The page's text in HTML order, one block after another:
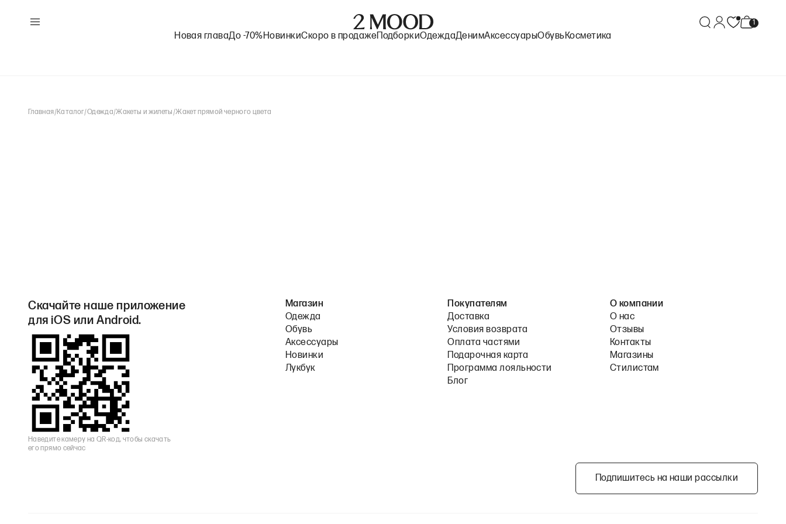
Новая главаДо -70%НовинкиСкоро в продаже ПодборкиОдеждаДенимАксессуарыОбувь Косметика
Главная/Каталог/Одежда/Жакеты и жилеты /Жакет прямой черного цвета
Скачайте наше приложение
для iOS или Android.
Наведите камеру на QR-код, чтобы скачать
его прямо сейчас
Магазин
Одежда
Обувь
Аксессуары
Новинки
Лукбук
Покупателям
Доставка
Условия возврата
Оплата частями
Подарочная карта
Программа лояльности
Блог
О компании
О нас
Отзывы
Контакты
Магазины
Стилистам
Подпишитесь на наши рассылки